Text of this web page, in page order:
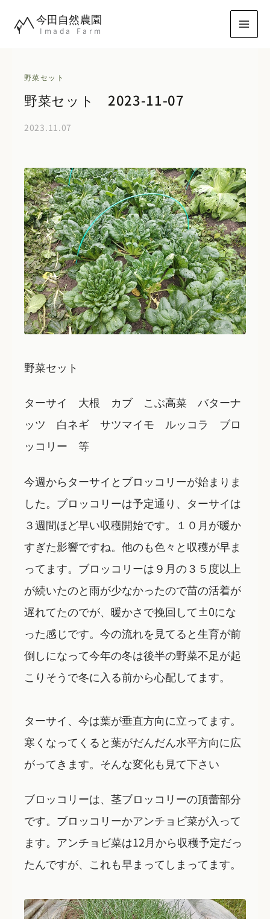
今田自然農園
Imada Farm
野菜セット
野菜セット 2023-11-07
2023.11.07
野菜セット
ターサイ 大根 カブ こぶ高菜 バターナ
ッツ 白ネギ サツマイモ ルッコラ ブロ
ッコリー 等
今週からターサイとブロッコリーが始まりま
した。ブロッコリーは予定通り、ターサイは
３週間ほど早い収穫開始です。１０月が暖か
すぎた影響ですね。他のも色々と収穫が早ま
ってます。ブロッコリーは９月の３５度以上
が続いたのと雨が少なかったので苗の活着が
遅れてたのでが、暖かさで挽回して±0にな
った感じです。今の流れを見てると生育が前
倒しになって今年の冬は後半の野菜不足が起
こりそうで冬に入る前から心配してます。
ターサイ、今は葉が垂直方向に立ってます。
寒くなってくると葉がだんだん水平方向に広
がってきます。そんな変化も見て下さい
ブロッコリーは、茎ブロッコリーの頂蕾部分
です。ブロッコリーかアンチョビ菜が入って
ます。アンチョビ菜は12月から収穫予定だっ
たんですが、これも早まってしまってます。